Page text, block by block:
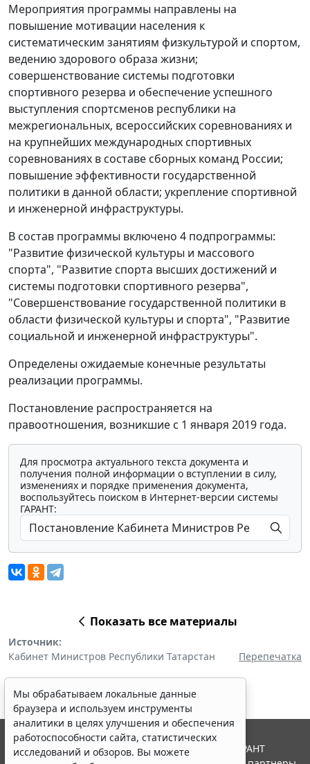
Мероприятия программы направлены на
повышение мотивации населения к
систематическим занятиям физкультурой и спортом,
ведению здорового образа жизни;
совершенствование системы подготовки
спортивного резерва и обеспечение успешного
выступления спортсменов республики на
межрегиональных, всероссийских соревнованиях и
на крупнейших международных спортивных
соревнованиях в составе сборных команд России;
повышение эффективности государственной
политики в данной области; укрепление спортивной
и инженерной инфраструктуры.
В состав программы включено 4 подпрограммы:
"Развитие физической культуры и массового
спорта", "Развитие спорта высших достижений и
системы подготовки спортивного резерва",
"Совершенствование государственной политики в
области физической культуры и спорта", "Развитие
социальной и инженерной инфраструктуры".
Определены ожидаемые конечные результаты
реализации программы.
Постановление распространяется на
правоотношения, возникшие с 1 января 2019 года.
Для просмотра актуального текста документа и
получения полной информации о вступлении в силу,
изменениях и порядке применения документа,
воспользуйтесь поиском в Интернет-версии системы
ГАРАНТ:
Показать все материалы
Источник:
Кабинет Министров Республики Татарстан
Перепечатка
Мы обрабатываем локальные данные
браузера и используем инструменты
аналитики в целях улучшения и обеспечения
работоспособности сайта, статистических
исследований и обзоров. Вы можете
© ООО "НПП "ГАРАНТ-СЕРВИС", 2026. Система ГАРАНТ